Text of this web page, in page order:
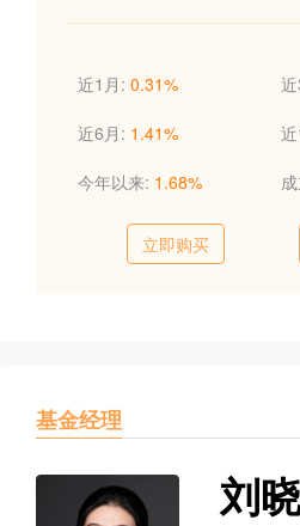
近1月: 0.31%
近6月: 1.41%
今年以来: 1.68%
立即购买
基金经理
刘